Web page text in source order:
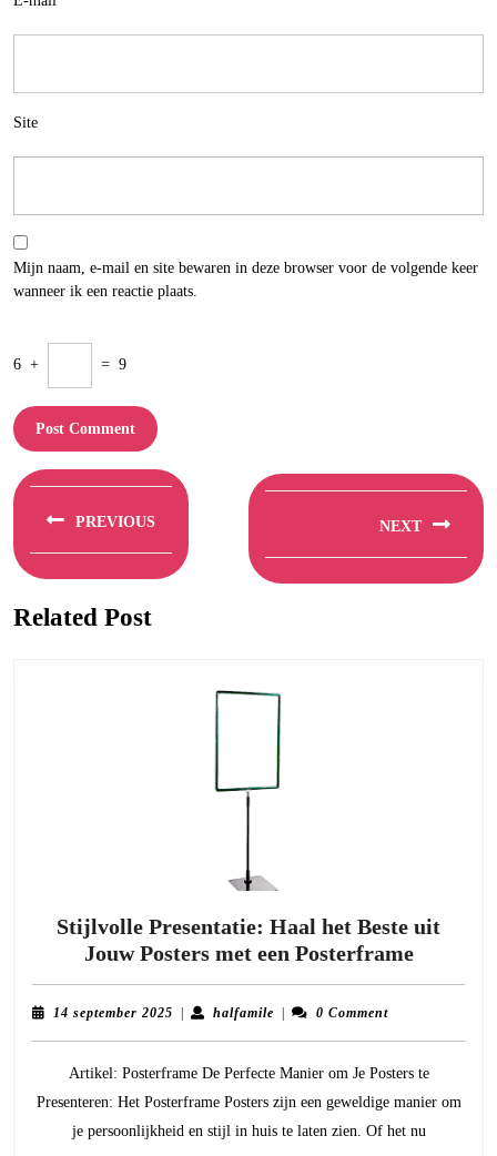
Site
Mijn naam, e-mail en site bewaren in deze browser voor de volgende keer
wanneer ik een reactie plaats.
6 + = 9
Berichtnavigatie
PREVIOUS
post:
NEXT
post:
Related Post
Stijlvolle Presentatie: Haal het Beste uit
Jouw Posters met een Posterframe
uit
Jouw
Posters
14 september 2025 14| halfamilehalfamile
| 0 Comment
Artikel: Posterframe De Perfecte Manier om Je Posters te
Presenteren: Het Posterframe Posters zijn een geweldige manier om
je persoonlijkheid en stijl in huis te laten zien. Of het nu